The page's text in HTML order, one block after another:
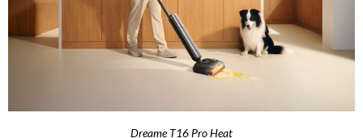
Dreame T16 Pro Heat